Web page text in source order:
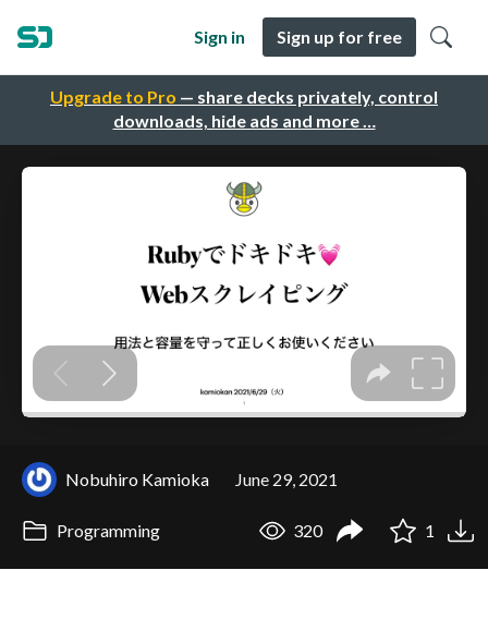
Upgrade to Pro — share decks privately, control
downloads, hide ads and more …
Sign in Sign up for free
Nobuhiro Kamioka June 29, 2021
Programming 320 1